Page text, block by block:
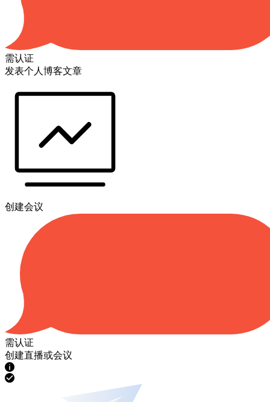
需认证
发表个人博客文章
创建会议
需认证
创建直播或会议